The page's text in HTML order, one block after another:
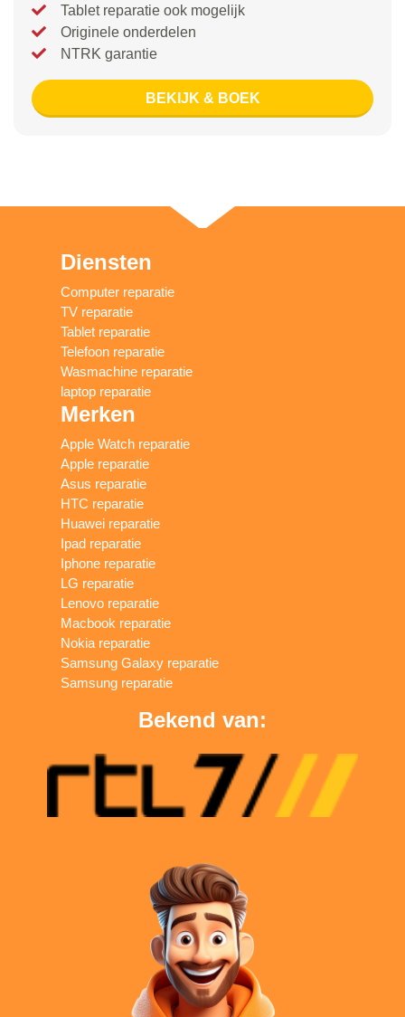
Tablet reparatie ook mogelijk
Originele onderdelen
NTRK garantie
BEKIJK & BOEK
Diensten
Computer reparatie
TV reparatie
Tablet reparatie
Telefoon reparatie
Wasmachine reparatie
laptop reparatie
Merken
Apple Watch reparatie
Apple reparatie
Asus reparatie
HTC reparatie
Huawei reparatie
Ipad reparatie
Iphone reparatie
LG reparatie
Lenovo reparatie
Macbook reparatie
Nokia reparatie
Samsung Galaxy reparatie
Samsung reparatie
Bekend van: